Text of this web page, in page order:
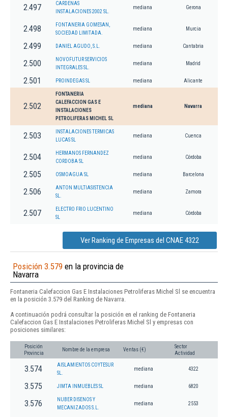
2.497
CARDENAS
INSTALACIONES 2002 SL.
mediana Gerona
2.498
FONTANERIA GOMESAN,
SOCIEDAD LIMITADA.
mediana Murcia
2.499 DANIEL AGUDO, S.L. mediana Cantabria
2.500
NOVOFUTUR SERVICIOS
INTEGRALES SL.
mediana Madrid
2.501 PROINDEGAS SL mediana Alicante
2.502
FONTANERIA
CALEFACCION GAS E
INSTALACIONES
PETROLIFERAS MICHEL SL
mediana Navarra
2.503
INSTALACIONES TERMICAS
LUCAS SL
mediana Cuenca
2.504
HERMANOS FERNANDEZ
CORDOBA SL
mediana Córdoba
2.505 OSMOAGUA SL mediana Barcelona
2.506
ANTON MULTIASISTENCIA
SL.
mediana Zamora
2.507
ELECTRO FRIO LUCENTINO
SL
mediana Córdoba
Ver Ranking de Empresas del CNAE 4322
Posición 3.579 en la provincia de
Navarra
Fontaneria Calefaccion Gas E Instalaciones Petroliferas Michel Sl se encuentra
en la posición 3.579 del Ranking de Navarra.
A continuación podrá consultar la posición en el ranking de Fontaneria
Calefaccion Gas E Instalaciones Petroliferas Michel Sl y empresas con
posiciones similares:
Posición
Provincia
Nombre de la empresa Ventas (€)
Sector
Actividad
3.574
AISLAMIENTOS COYTESUR
SL.
mediana 4322
3.575 JIMTA INMUEBLES SL mediana 6820
3.576
NUBER DISENOS Y
MECANIZADOS S.L.
mediana 2553